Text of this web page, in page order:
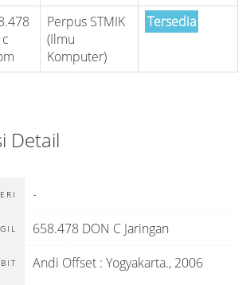
Perpus STMIK
(Ilmu
Komputer)
Tersedia
Detail
-
658.478 DON C Jaringan
Andi Offset : Yogyakarta., 2006